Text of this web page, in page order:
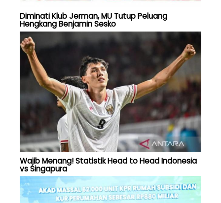
Diminati Klub Jerman, MU Tutup Peluang
Hengkang Benjamin Sesko
Wajib Menang! Statistik Head to Head Indonesia
vs Singapura